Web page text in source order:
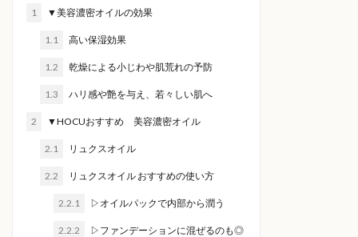
1 ▼美容濃密オイルの効果
1.1 高い保湿効果
1.2 乾燥による小じわや肌荒れの予防
1.3 ハリ感や艶を与え、若々しい肌へ
2 ▼HOCUおすすめ 美容濃密オイル
2.1 リュクスオイル
2.2 リュクスオイル おすすめの使い方
2.2.1 ▷オイルパックで内部から潤う
2.2.2 ▷ファンデーションに混ぜるのも◎